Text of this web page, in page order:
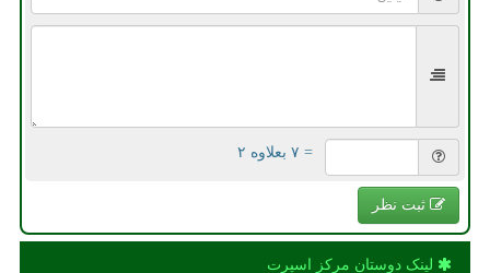
= ۷ بعلاوه ۲
ثبت نظر
لینک دوستان مركز اسپرت